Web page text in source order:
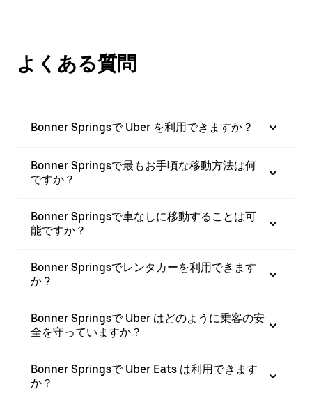
よくある質問
Bonner Springsで Uber を利用できますか？
Bonner Springsで最もお手頃な移動方法は何
ですか？
Bonner Springsで車なしに移動することは可
能ですか？
Bonner Springsでレンタカーを利用できます
か ?
Bonner Springsで Uber はどのように乗客の安
全を守っていますか？
Bonner Springsで Uber Eats は利用できます
か？